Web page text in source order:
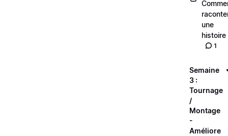
une
histoire
1
Semaine
3 :
Tournage
/
Montage
-
Améliore